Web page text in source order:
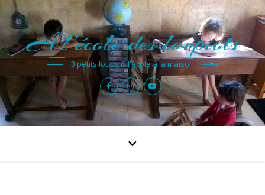
A l'école des loupiots
3 petits loups & l'école à la maison